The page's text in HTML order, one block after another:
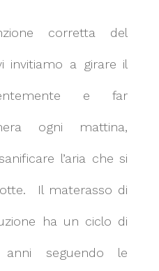
corretta del
invitiamo a girare il
e far
ogni mattina,
l’aria che si
Il materasso di
ha un ciclo di
seguendo le